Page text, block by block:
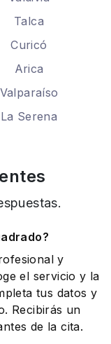
Talca
Curicó
Arica
Valparaíso
La Serena
y
el servicio y la
tus datos y
Recibirás un
de la cita.